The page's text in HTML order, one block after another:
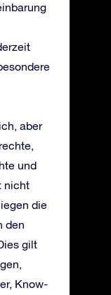
aber
und
nicht
die
den
gilt
Know-